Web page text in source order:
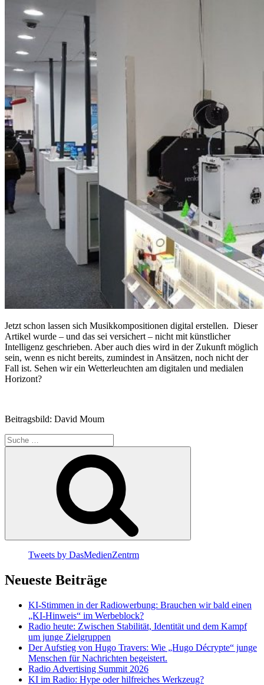
Jetzt schon lassen sich Musikkompositionen digital erstellen. Dieser
Artikel wurde – und das sei versichert – nicht mit künstlicher
Intelligenz geschrieben. Aber auch dies wird in der Zukunft möglich
sein, wenn es nicht bereits, zumindest in Ansätzen, noch nicht der
Fall ist. Sehen wir ein Wetterleuchten am digitalen und medialen
Horizont?
Beitragsbild: David Moum
Suche
nach:
Tweets by DasMedienZentrm
Neueste Beiträge
KI-Stimmen in der Radiowerbung: Brauchen wir bald einen
„KI-Hinweis“ im Werbeblock?
Radio heute: Zwischen Stabilität, Identität und dem Kampf
um junge Zielgruppen
Der Aufstieg von Hugo Travers: Wie „Hugo Décrypte“ junge
Menschen für Nachrichten begeistert.
Radio Advertising Summit 2026
KI im Radio: Hype oder hilfreiches Werkzeug?